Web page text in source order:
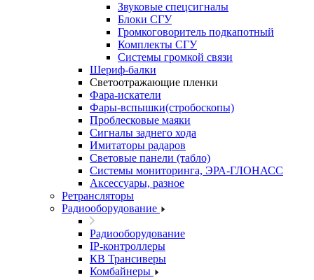
Звуковые спецсигналы
Блоки СГУ
Громкоговоритель подкапотный
Комплекты СГУ
Системы громкой связи
Шериф-балки
Светоотражающие пленки
Фара-искатели
Фары-вспышки(стробоскопы)
Проблесковые маяки
Сигналы заднего хода
Имитаторы радаров
Световые панели (табло)
Системы мониторинга, ЭРА-ГЛОНАСС
Аксессуары, разное
Ретрансляторы
Радиооборудование
Радиооборудование
IP-контроллеры
КВ Трансиверы
Комбайнеры